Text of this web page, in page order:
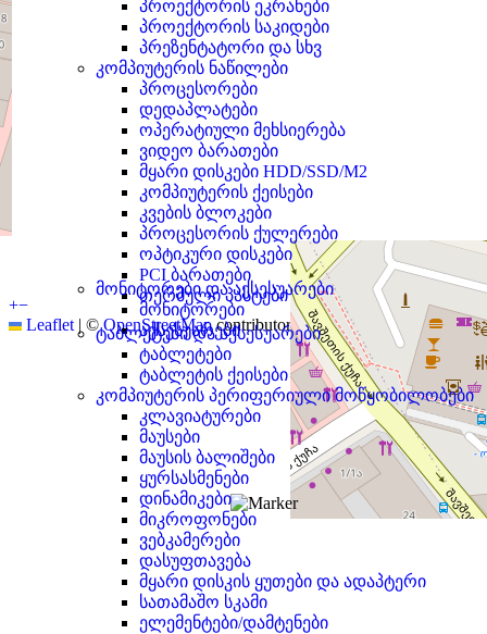
+−
Leaflet | ©OpenStreetMapcontributors
პროექტორის ეკრანები
პროექტორის საკიდები
პრეზენტატორი და სხვ
კომპიუტერის ნაწილები
პროცესორები
დედაპლატები
ოპერატიული მეხსიერება
ვიდეო ბარათები
მყარი დისკები HDD/SSD/M2
კომპიუტერის ქეისები
კვების ბლოკები
პროცესორის ქულერები
ოპტიკური დისკები
PCI ბარათები
თერმული პასტები
მონიტორები და აქსესუარები
მონიტორები
აქსესუარები
ტაბლეტები და აქსესუარები
ტაბლეტები
ტაბლეტის ქეისები
კომპიუტერის პერიფერიული მოწყობილობები
კლავიატურები
მაუსები
მაუსის ბალიშები
ყურსასმენები
დინამიკები
მიკროფონები
ვებკამერები
დასუფთავება
მყარი დისკის ყუთები და ადაპტერი
სათამაშო სკამი
ელემენტები/დამტენები